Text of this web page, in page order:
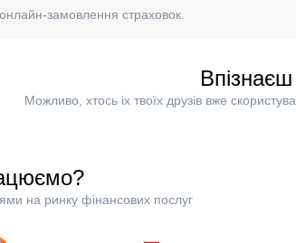
замовлення страховок.
Можливо, хтось іх твоїх друзів вже
на ринку фінансових послуг